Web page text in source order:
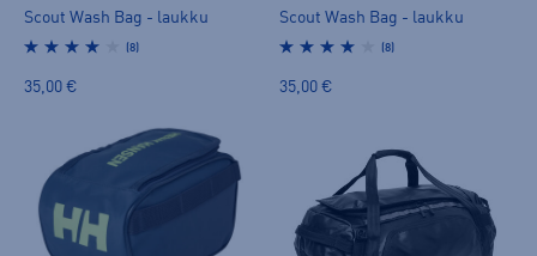
Scout Wash Bag - laukku
(8)
35,00 €
Scout Wash Bag - laukku
(8)
35,00 €